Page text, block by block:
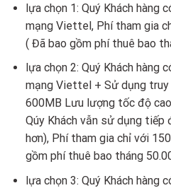
lựa chọn 1: Quý Khách hàng
mạng Viettel, Phí tham gia
( Đã bao gồm phí thuê bao
lựa chọn 2: Quý Khách hàng
mạng Viettel + Sử dụng
600MB Lưu lượng tốc độ
Qúy Khách vẫn sử dụng
hơn), Phí tham gia chỉ với
gồm phí thuê bao tháng
lựa chọn 3: Quý Khách hàng